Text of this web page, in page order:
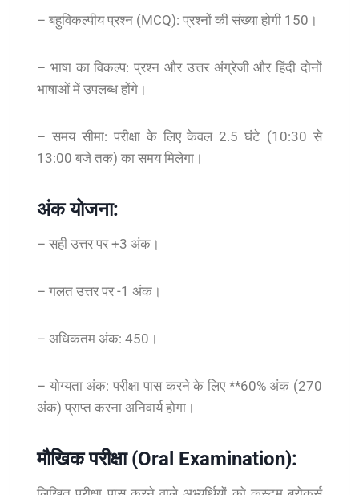
– बहुविकल्पीय प्रश्न (MCQ): प्रश्नों की संख्या होगी 150।
– भाषा का विकल्प: प्रश्न और उत्तर अंग्रेजी और हिंदी दोनों
भाषाओं में उपलब्ध होंगे।
– समय सीमा: परीक्षा के लिए केवल 2.5 घंटे (10:30 से
13:00 बजे तक) का समय मिलेगा।
अंक योजना:
– सही उत्तर पर +3 अंक।
– गलत उत्तर पर -1 अंक।
– अधिकतम अंक: 450।
– योग्यता अंक: परीक्षा पास करने के लिए **60% अंक (270
अंक) प्राप्त करना अनिवार्य होगा।
मौखिक परीक्षा (Oral Examination):